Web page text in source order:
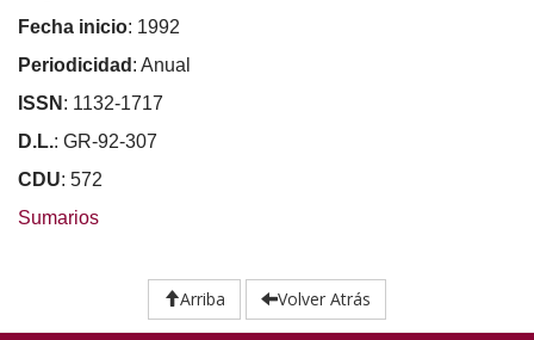
Fecha inicio: 1992
Periodicidad : Anual
ISSN : 1132-1717
D.L.: GR-92-307
CDU: 572
Sumarios
Arriba Volver Atrás